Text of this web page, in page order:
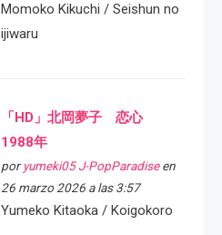
Momoko Kikuchi / Seishun no
ijiwaru
「HD」北岡夢子 恋心
1988年
por yumeki05 J-PopParadiseen
26 marzo 2026 a las 3:57
Yumeko Kitaoka / Koigokoro